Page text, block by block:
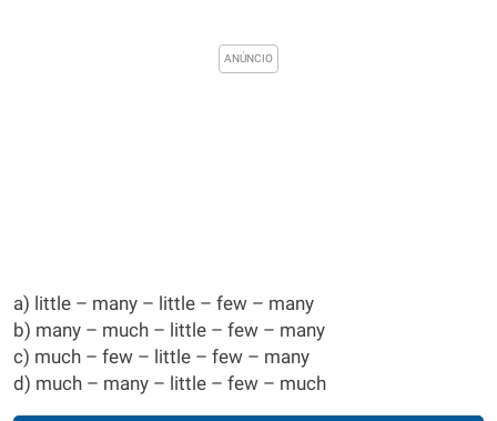
a) little – many – little – few – many
b) many – much – little – few – many
c) much – few – little – few – many
d) much – many – little – few – much